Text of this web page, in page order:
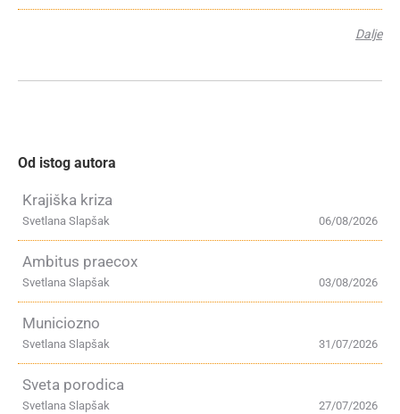
Dalje
Od istog autora
Krajiška kriza
06/08/2026
Svetlana Slapšak
Ambitus praecox
03/08/2026
Svetlana Slapšak
Municiozno
31/07/2026
Svetlana Slapšak
Sveta porodica
27/07/2026
Svetlana Slapšak